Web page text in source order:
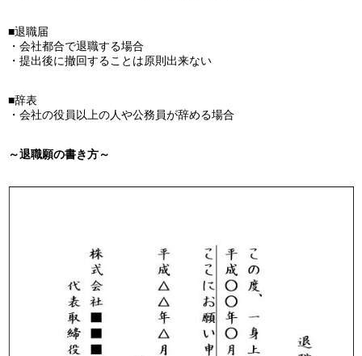
■退職届
・会社都合で退職する場合
・提出後に撤回することは原則出来ない
■辞表
・会社の役員以上の人や公務員が辞める場合
～退職願の書き方～